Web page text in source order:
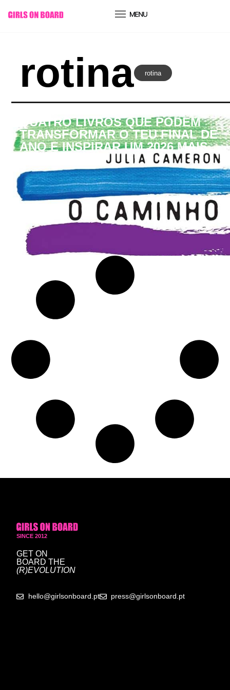
conteúdo
rotina rotina
QUATRO LIVROS QUE PODEM
TRANSFORMAR O TEU FINAL DE
ANO E INSPIRAR UM 2026 MAIS
SINCE 2012
GET ON
BOARD THE
(R)EVOLUTION
hello@girlsonboard.pt press@girlsonboard.pt